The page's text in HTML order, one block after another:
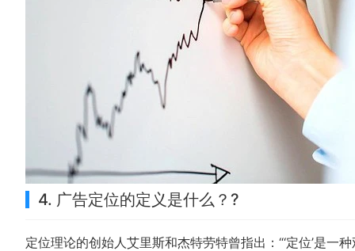
4. 广告定位的定义是什么？?
定位理论的创始人艾里斯和杰特劳特曾指出：“‘定位’是一